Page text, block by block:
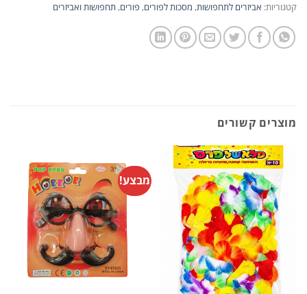
קטגוריות: אביזרים לתחפושות, מסכות לפורים, פורים, תחפושות ואביזרים
מוצרים קשורים
מבצע!